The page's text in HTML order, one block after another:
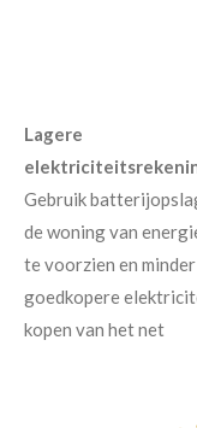
Lagere
Gebruik
de woning van
te voorzien en
goedkopere
kopen van het net